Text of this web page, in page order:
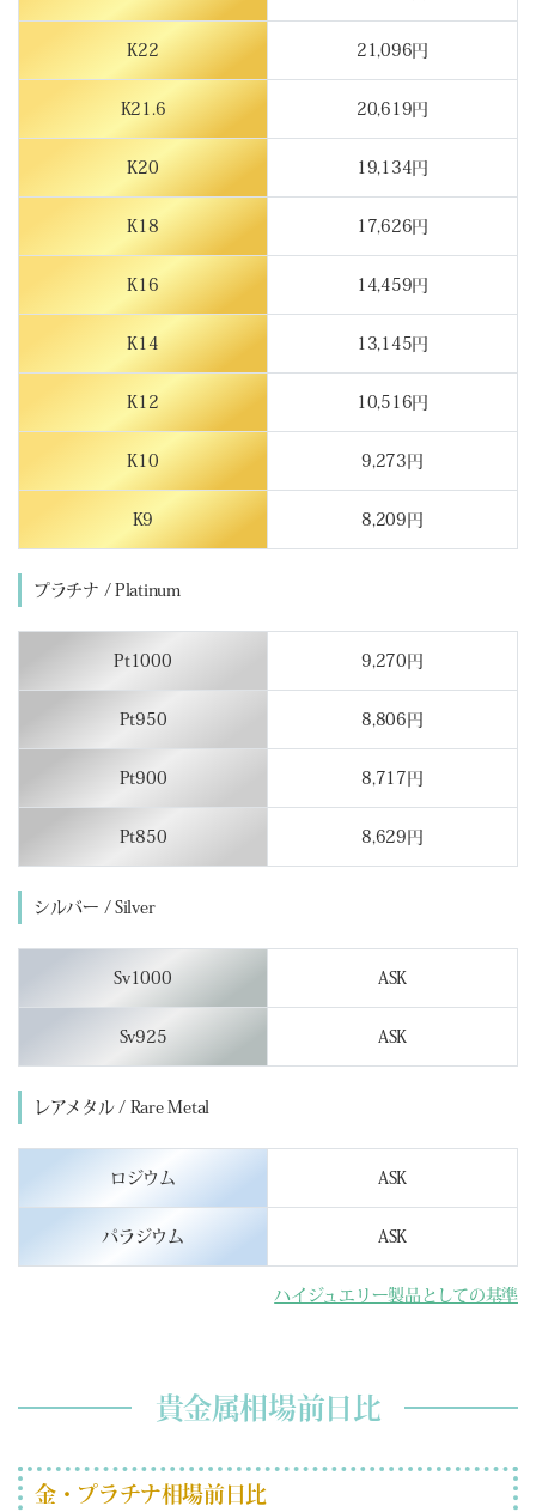
K22 21,096円
K21.6 20,619円
K20 19,134円
K18 17,626円
K16 14,459円
K14 13,145円
K12 10,516円
K10 9,273円
K9 8,209円
プラチナ / Platinum
Pt1000 9,270円
Pt950 8,806円
Pt900 8,717円
Pt850 8,629円
シルバー / Silver
Sv1000 ASK
Sv925 ASK
レアメタル / Rare Metal
ロジウム ASK
パラジウム ASK
ハイジュエリー製品としての基準
貴金属相場前日比
金・プラチナ相場前日比